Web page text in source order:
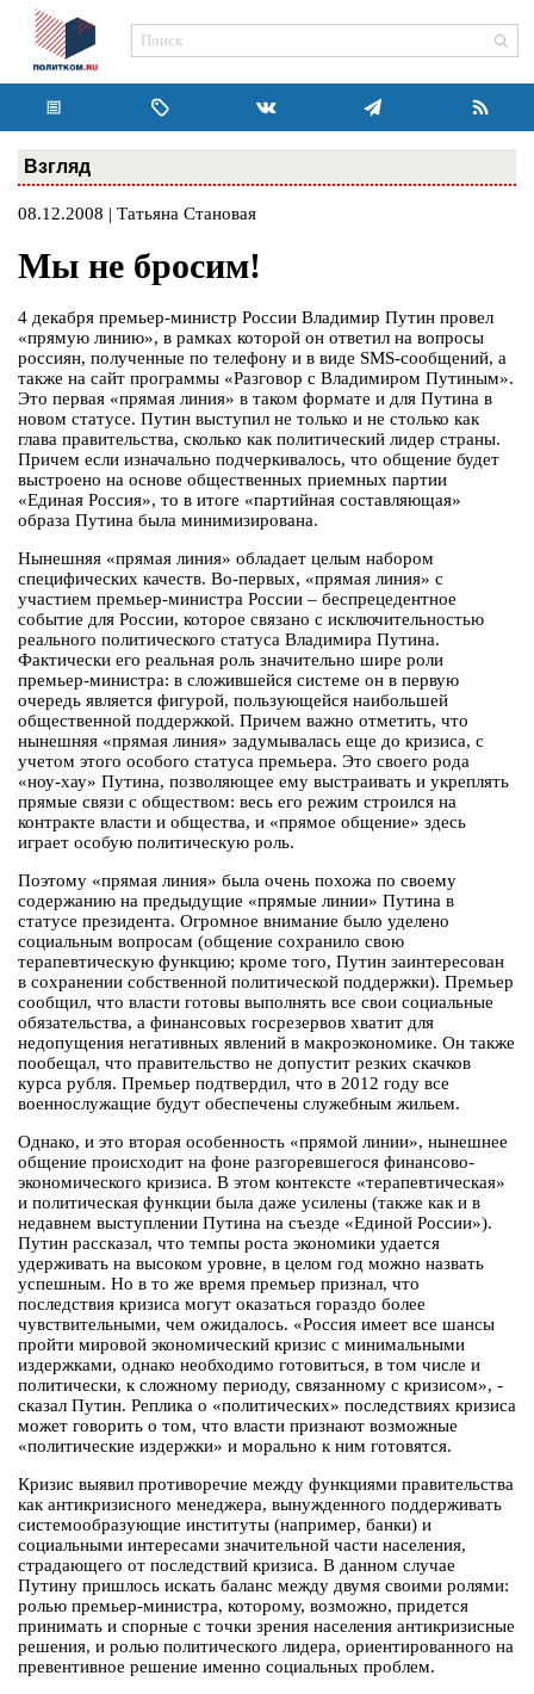
Взгляд
08.12.2008 | Татьяна Становая
Мы не бросим!
4 декабря премьер-министр России Владимир Путин провел
«прямую линию», в рамках которой он ответил на вопросы
россиян, полученные по телефону и в виде SMS-сообщений, а
также на сайт программы «Разговор с Владимиром Путиным».
Это первая «прямая линия» в таком формате и для Путина в
новом статусе. Путин выступил не только и не столько как
глава правительства, сколько как политический лидер страны.
Причем если изначально подчеркивалось, что общение будет
выстроено на основе общественных приемных партии
«Единая Россия», то в итоге «партийная составляющая»
образа Путина была минимизирована.
Нынешняя «прямая линия» обладает целым набором
специфических качеств. Во-первых, «прямая линия» с
участием премьер-министра России – беспрецедентное
событие для России, которое связано с исключительностью
реального политического статуса Владимира Путина.
Фактически его реальная роль значительно шире роли
премьер-министра: в сложившейся системе он в первую
очередь является фигурой, пользующейся наибольшей
общественной поддержкой. Причем важно отметить, что
нынешняя «прямая линия» задумывалась еще до кризиса, с
учетом этого особого статуса премьера. Это своего рода
«ноу-хау» Путина, позволяющее ему выстраивать и укреплять
прямые связи с обществом: весь его режим строился на
контракте власти и общества, и «прямое общение» здесь
играет особую политическую роль.
Поэтому «прямая линия» была очень похожа по своему
содержанию на предыдущие «прямые линии» Путина в
статусе президента. Огромное внимание было уделено
социальным вопросам (общение сохранило свою
терапевтическую функцию; кроме того, Путин заинтересован
в сохранении собственной политической поддержки). Премьер
сообщил, что власти готовы выполнять все свои социальные
обязательства, а финансовых госрезервов хватит для
недопущения негативных явлений в макроэкономике. Он также
пообещал, что правительство не допустит резких скачков
курса рубля. Премьер подтвердил, что в 2012 году все
военнослужащие будут обеспечены служебным жильем.
Однако, и это вторая особенность «прямой линии», нынешнее
общение происходит на фоне разгоревшегося финансово-
экономического кризиса. В этом контексте «терапевтическая»
и политическая функции была даже усилены (также как и в
недавнем выступлении Путина на съезде «Единой России»).
Путин рассказал, что темпы роста экономики удается
удерживать на высоком уровне, в целом год можно назвать
успешным. Но в то же время премьер признал, что
последствия кризиса могут оказаться гораздо более
чувствительными, чем ожидалось. «Россия имеет все шансы
пройти мировой экономический кризис с минимальными
издержками, однако необходимо готовиться, в том числе и
политически, к сложному периоду, связанному с кризисом», -
сказал Путин. Реплика о «политических» последствиях кризиса
может говорить о том, что власти признают возможные
«политические издержки» и морально к ним готовятся.
Кризис выявил противоречие между функциями правительства
как антикризисного менеджера, вынужденного поддерживать
системообразующие институты (например, банки) и
социальными интересами значительной части населения,
страдающего от последствий кризиса. В данном случае
Путину пришлось искать баланс между двумя своими ролями:
ролью премьер-министра, которому, возможно, придется
принимать и спорные с точки зрения населения антикризисные
решения, и ролью политического лидера, ориентированного на
превентивное решение именно социальных проблем.